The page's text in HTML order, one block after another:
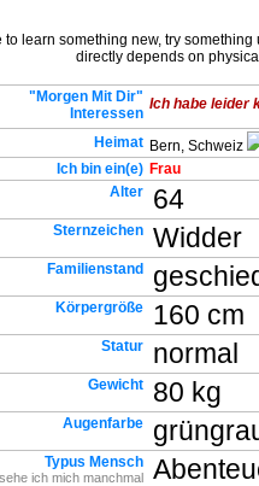
to learn something new, try
directly depends on
"Morgen Mit Dir"
Interessen
Ich habe leider
Heimat Bern, Schweiz
Ich bin ein(e) Frau
Alter
64
Sternzeichen Widder
Familienstand
Körpergröße 160 cm
Statur normal
Gewicht 80 kg
Augenfarbe
Typus Mensch
ich mich manchmal